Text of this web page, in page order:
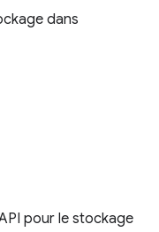
dans
pour le stockage